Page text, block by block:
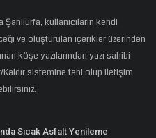
kullanıcıların kendi
ve oluşturulan içerikler üzerinden
köşe yazılarından yazı sahibi
sistemine tabi olup iletişim
Sıcak Asfalt Yenileme